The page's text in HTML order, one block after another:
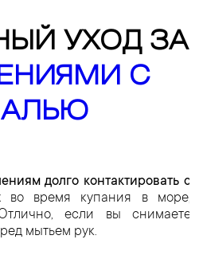
УХОД ЗА
С
долго контактировать с
во время купания в море,
если вы снимаете
мытьем рук.